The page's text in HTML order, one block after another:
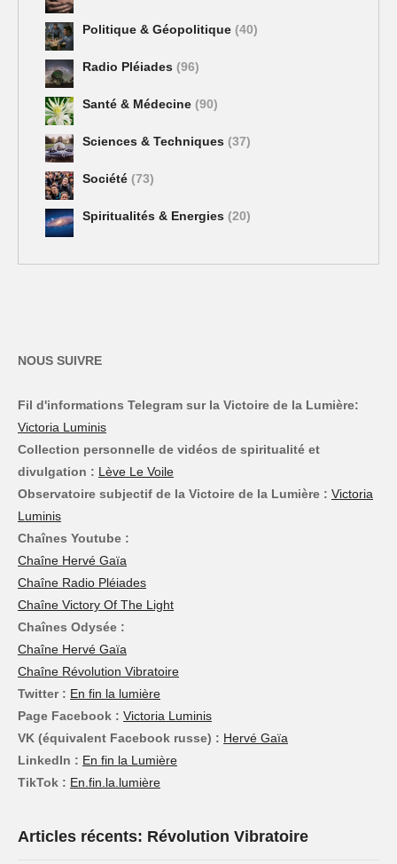
Politique & Géopolitique (40)
Radio Pléiades (96)
Santé & Médecine (90)
Sciences & Techniques (37)
Société (73)
Spiritualités & Energies (20)
NOUS SUIVRE
Fil d'informations Telegram sur la Victoire de la Lumière:
Victoria Luminis
Collection personnelle de vidéos de spiritualité et
divulgation : Lève Le Voile
Observatoire subjectif de la Victoire de la Lumière : Victoria
Luminis
Chaînes Youtube :
Chaîne Hervé Gaïa
Chaîne Radio Pléiades
Chaîne Victory Of The Light
Chaînes Odysée :
Chaîne Hervé Gaïa
Chaîne Révolution Vibratoire
Twitter : En fin la lumière
Page Facebook : Victoria Luminis
VK (équivalent Facebook russe) : Hervé Gaïa
LinkedIn : En fin la Lumière
TikTok : En.fin.la.lumière
Articles récents: Révolution Vibratoire